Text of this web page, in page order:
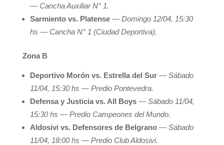
— Cancha Auxiliar N° 1.
Sarmiento vs. Platense— Domingo 12/04, 15:30
hs — Cancha N° 1 (Ciudad Deportiva).
Zona B
Deportivo Morón vs. Estrella del Sur— Sábado
11/04, 15:30 hs — Predio Pontevedra.
Defensa y Justicia vs. All Boys— Sábado 11/04,
15:30 hs — Predio Campeones del Mundo.
Aldosivi vs. Defensores de Belgrano— Sábado
11/04, 18:00 hs — Predio Club Aldosivi.